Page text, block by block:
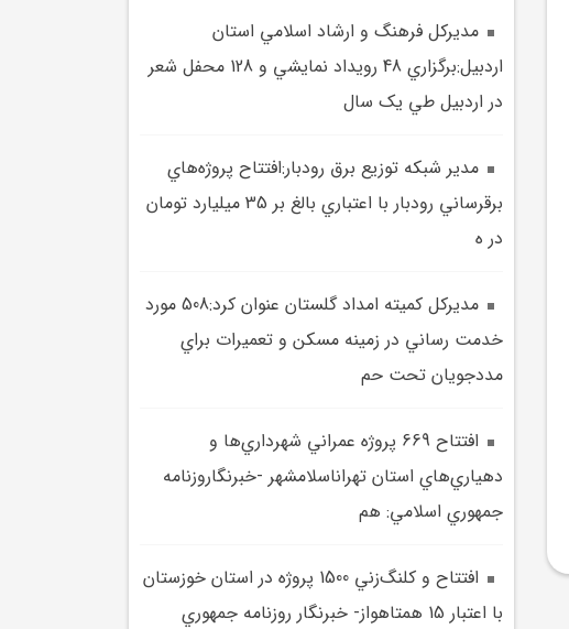
مديرکل فرهنگ و ارشاد اسلامي استان
اردبيل:برگزاري 48 رويداد نمايشي و 128 محفل شعر
در اردبيل طي يک سال
مدير شبکه توزيع برق رودبار:افتتاح پروژه‌هاي
برقرساني رودبار با اعتباري بالغ بر 35 ميليارد تومان
در ه
مديرکل کميته امداد گلستان عنوان کرد:508 مورد
خدمت رساني در زمينه مسکن و تعميرات براي
مددجويان تحت حم
افتتاح 669 پروژه عمراني شهرداري‌ها و
دهياري‌هاي استان تهراناسلامشهر -خبرنگاروزنامه
جمهوري اسلامي: هم
افتتاح و کلنگ‌زني 1500 پروژه در استان خوزستان
با اعتبار 15 همتاهواز- خبرنگار روزنامه جمهوري